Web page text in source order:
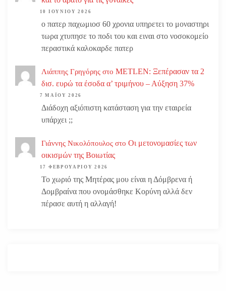
10 ΙΟΥΝΊΟΥ 2026
ο πατερ παχωμιοσ 60 χρονια υπηρετει το μοναστηρι
τωρα χτυπησε το ποδι του και ειναι στο νοσοκομείο
περαστικά καλοκαρδε πατερ
Λιάππης Γρηγόρης στο METLEN: Ξεπέρασαν τα 2
δισ. ευρώ τα έσοδα α’ τριμήνου – Αύξηση 37%
7 ΜΑΪ́ΟΥ 2026
Διάδοχη αξιόπιστη κατάσταση για την εταιρεία
υπάρχει ;;
Γιάννης Νικολόπουλος στο Οι μετονομασίες των
οικισμών της Βοιωτίας
17 ΦΕΒΡΟΥΑΡΊΟΥ 2026
Το χωριό της Μητέρας μου είναι η Δόμβρενα ή
Δομβραίνα που ονομάσθηκε Κορύνη αλλά δεν
πέρασε αυτή η αλλαγή!